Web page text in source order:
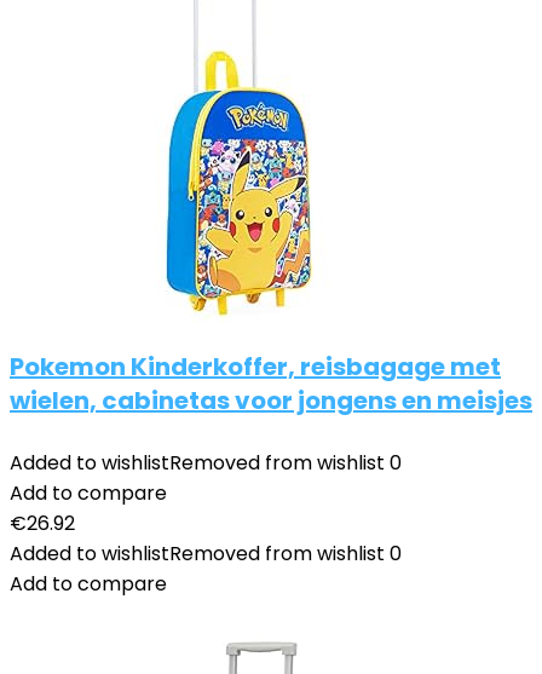
Pokemon Kinderkoffer, reisbagage met
wielen, cabinetas voor jongens en meisjes
Added to wishlistRemoved from wishlist 0
Add to compare
€26.92
Added to wishlistRemoved from wishlist 0
Add to compare